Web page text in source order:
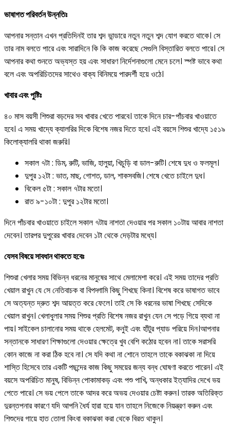
ভাষাগত পরিবর্তন উন্নতিঃ
আপনার সন্তান এখন প্রতিদিনই তার শব্দ ভান্ডারে নতুন নতুন শব্দ যোগ করতে থাকে। সে
তার নাম বলতে পারে এবং সারাদিনে কি কি কাজ করেছে সেগুলি বিস্তারিত বলতে পারে। সে
আপনার কথা শুনতে অভ্যস্ত হয় এবং সাধারণ নির্দেশনাগুলো মেনে চলে। স্পষ্ট ভাবে কথা
বলে এবং অপরিচিতদের সাথেও বাক্য বিনিময়ে পারদর্শী হয়ে ওঠে।
খাবার এবং পুষ্টিঃ
৪০ মাস বয়সী শিশুরা বড়দের সব খাবার খেতে পারবে। তাকে দিনে চার-পাঁচবার খাওয়াতে
হবে। এ সময় খাদ্যে ক্যালরির দিকে বিশেষ নজর দিতে হবে। এই বয়সে শিশুর খাদ্যে ১৫১৯
কিলোক্যালরি থাকা জরুরি।
সকাল ৭টা : ডিম, রুটি, ভাজি, হালুয়া, খিচুড়ি বা ডাল-রুটি। শেষে দুধ ও ফলমূল।
দুপুর ১২টা : ভাত, মাছ, গোশত, ডাল, শাকসবজি। শেষে খেতে চাইলে দুধ।
বিকেল ৫টা : সকাল ৭টার মতো।
রাত ৯-১০টা : দুপুর ১২টার মতো।
দিনে পাঁচবার খাওয়াতে চাইলে সকাল ৭টায় নাশতা দেওয়ার পর সকাল ১০টায় আবার নাশতা
দেবেন। তারপর দুপুরের খাবার দেবেন ১টা থেকে দেড়টার মধ্যে।
যেসব বিষয়ে সাবধান থাকতে হবেঃ
শিশুরা খেলার সময় বিভিন্ন ধরনের মানুষের সাথে মেলামেশা করে। এই সময় তাদের প্রতি
খেয়াল রাখুন যে সে নেতিবাচক বা বিপদ্গামি কিছু শিখছে কিনা। বিশেষ করে ভাষাগত ভাবে
সে অত্যন্ত দ্রুত শব্দ আয়ত্ত করে ফেলে। তাই সে কি ধরনের ভাষা শিখছে সেদিকে
খেয়াল রাখুন। খেলাধুলার সময় শিশুর প্রতি বিশেষ নজর রাখুন যেন সে পড়ে গিয়ে ব্যথা না
পায়। সাইকেল চালানোর সময় থাকে হেলমেট, কনুই এবং হাঁটুর প্যাড পরিয়ে দিন।আপনার
সন্তানকে সাধারণ শিক্ষাগুলো দেওয়ার ক্ষেত্রে খুব বেশি কঠোর হবেন না। তাকে সরাসরি
কোন কাজে না করা ঠিক হবে না। সে যদি কথা না শোনে তাহলে তাকে বকাঝকা না দিয়ে
শাস্তি হিসেবে তার একটি পছন্দের কাজ কিছু সময়ের জন্য বন্ধ ঘোষণা করতে পারেন। এই
বয়সে অপরিচিত মানুষ, বিভিন্ন পোকামাকড় এবং পশু পাখি, অন্ধকার ইত্যাদির দেখে ভয়
পেতে পারে। সে ভয় পেলে তাকে আদর করে অভয় দেওয়ার চেষ্টা করুন। তারক অতিরিক্ত
দুরন্তপনার কারণে যদি আপনি ধৈর্য হারা হয়ে যান তাহলে নিজেকে নিয়ন্ত্রণ করুন এবং
শিশুদের গায়ে হাত তোলা কিংবা বকাঝকা করা থেকে বিরত থাকুন।